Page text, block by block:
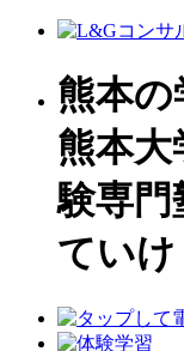
熊本の
熊本大
験専門
ていけ